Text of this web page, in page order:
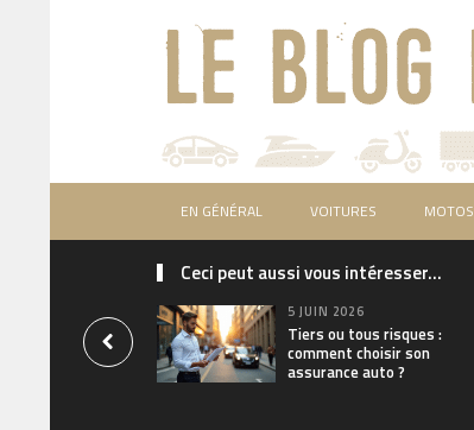
EN GÉNÉRAL VOITURES MOTOS
Ceci peut aussi vous intéresser...
5 JUIN 2026
Tiers ou tous risques :
comment choisir son
assurance auto ?